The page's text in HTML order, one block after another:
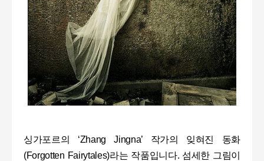
싱가포르의 ‘Zhang Jingna’ 작가의 잊혀진 동화
(Forgotten Fairytales)라는 작품입니다. 섬세한 그림이